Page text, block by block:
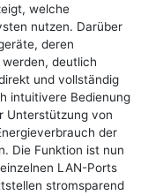
welche
nutzen. Darüber
deren
deutlich
und vollständig
intuitivere Bedienung
Unterstützung von
der
Die Funktion ist nun
LAN-Ports
stromsparend